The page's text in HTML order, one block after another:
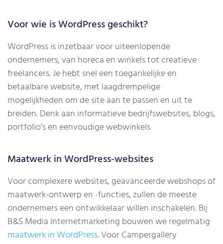
Voor wie is WordPress geschikt?
WordPress is inzetbaar voor uiteenlopende
ondernemers, van horeca en winkels tot creatieve
freelancers. Je hebt snel een toegankelijke en
betaalbare website, met laagdrempelige
mogelijkheden om de site aan te passen en uit te
breiden. Denk aan informatieve bedrijfswebsites, blogs,
portfolio’s en eenvoudige webwinkels
Maatwerk in WordPress-websites
Voor complexere websites, geavanceerde webshops of
maatwerk-ontwerp en -functies, zullen de meeste
ondernemers een ontwikkelaar willen inschakelen. Bij
B&S Media Internetmarketing bouwen we regelmatig
maatwerk in WordPress. Voor Campergallery